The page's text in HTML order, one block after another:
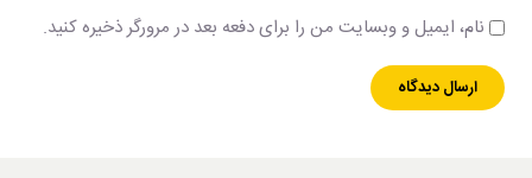
نام، ایمیل و وبسایت من را برای دفعه بعد در مرورگر ذخیره کنید.